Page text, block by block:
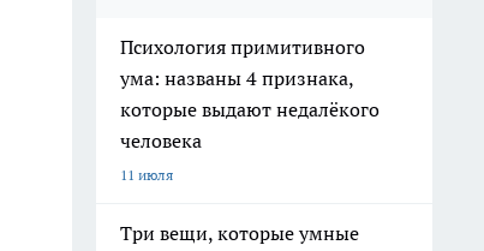
Психология примитивного
ума: названы 4 признака,
которые выдают недалёкого
человека
11 июля
Три вещи, которые умные